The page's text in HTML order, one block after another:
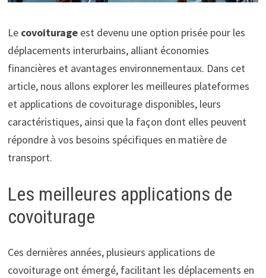
Le covoiturageest devenu une option prisée pour les
déplacements interurbains, alliant économies
financières et avantages environnementaux. Dans cet
article, nous allons explorer les meilleures plateformes
et applications de covoiturage disponibles, leurs
caractéristiques, ainsi que la façon dont elles peuvent
répondre à vos besoins spécifiques en matière de
transport.
Les meilleures applications de
covoiturage
Ces dernières années, plusieurs applications de
covoiturage ont émergé, facilitant les déplacements en